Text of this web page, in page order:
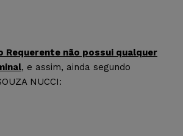
Requerente não possui qualquer
, e assim, ainda segundo
NUCCI: